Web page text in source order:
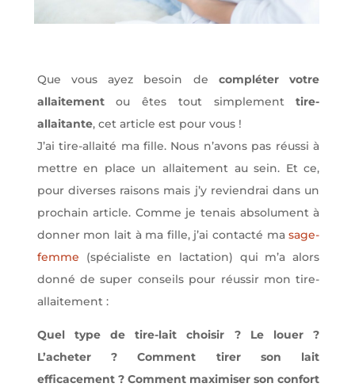
Que vous ayez besoin de compléter votre
allaitementou êtes tout simplementtire-
allaitante, cet article est pour vous !
J’ai tire-allaité ma fille. Nous n’avons pas réussi à
mettre en place un allaitement au sein. Et ce,
pour diverses raisons mais j’y reviendrai dans un
prochain article. Comme je tenais absolument à
donner mon lait à ma fille, j’ai contacté masage-
femme (spécialiste en lactation) qui m’a alors
donné de super conseils pour réussir mon tire-
allaitement :
Quel type de tire-lait choisir ? Le louer ?
L’acheter ? Comment tirer son lait
efficacement ? Comment maximiser son confort